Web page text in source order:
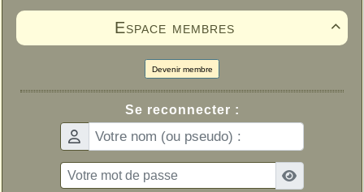

Espace membres
Devenir membre
Se reconnecter :